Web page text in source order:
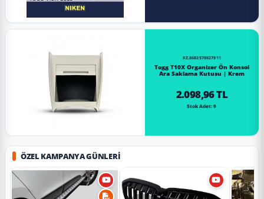
RZ.8682578027911
Togg T10X Organizer Ön Konsol
Ara Saklama Kutusu | Krem
2.098,96 TL
Stok Adet: 9
ÖZEL KAMPANYA GÜNLERI